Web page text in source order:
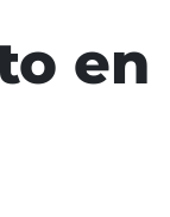
en